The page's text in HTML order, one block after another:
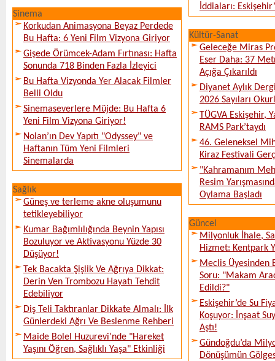
Sinema
Korkudan Animasyona Beyaz Perdede
Bu Hafta: 6 Yeni Film Vizyona Giriyor
Gişede Örümcek-Adam Fırtınası: Hafta
Sonunda 718 Binden Fazla İzleyici
Bu Hafta Vizyonda Yer Alacak Filmler
Belli Oldu
Sinemaseverlere Müjde: Bu Hafta 6
Yeni Film Vizyona Giriyor!
Nolan’ın Dev Yapıtı "Odyssey" ve
Haftanın Tüm Yeni Filmleri
Sinemalarda
Sağlık
Güneş ve terleme akne oluşumunu
tetikleyebiliyor
Kumar Bağımlılığında Beynin Yapısı
Bozuluyor ve Aktivasyonu Yüzde 30
Düşüyor!
Tek Bacakta Şişlik Ve Ağrıya Dikkat:
Derin Ven Trombozu Hayatı Tehdit
Edebiliyor
Diş Teli Taktıranlar Dikkate Almalı: İlk
Günlerdeki Ağrı Ve Beslenme Rehberi
Maide Bolel Huzurevi’nde "Hareket
Yaşını Öğren, Sağlıklı Yaşa" Etkinliği
İddiaları:
Kültür-Sanat
Geleceğe Miras
Eser Daha: 37
Açığa Çıkarıldı
Diyanet Aylık
2026 Sayıları
TÜGVA Eskişehir,
RAMS Park’taydı
46. Geleneksel
Kiraz Festivali
"Kahramanım
Resim
Oylama Başladı
Güncel
Milyonluk İhale,
Hizmet: Kentpark
Meclis Üyesinden
Soru: "Makam
Edildi?"
Eskişehir’de Su
Koşuyor: İnşaat
Aştı!
Gündoğdu’da
Dönüşümün